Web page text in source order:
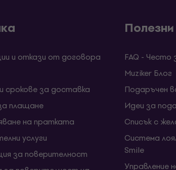
и откази от договора
срокове за доставка
плащане
на пратката
услуги
за поверителност
FAQ - Често
Muziker Блог
Подаръчен
Идеи за
Списък с
Система
Smile
Управление